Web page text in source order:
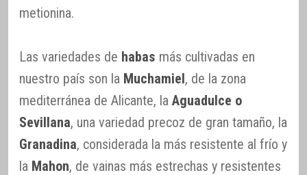
metionina.
Las variedades de habas más cultivadas en
nuestro país son la Muchamiel, de la zona
mediterránea de Alicante, la Aguadulce o
Sevillana, una variedad precoz de gran tamaño, la
Granadina, considerada la más resistente al frío y
la Mahon, de vainas más estrechas y resistentes